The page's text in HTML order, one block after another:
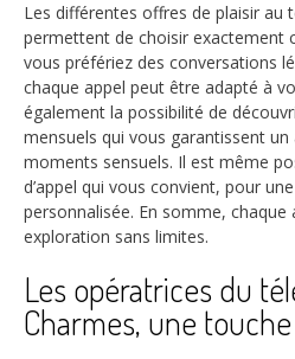
Les différentes offres de plaisir au
permettent de choisir exactement
vous préfériez des conversations
chaque appel peut être adapté à
également la possibilité de
mensuels qui vous garantissent un
moments sensuels. Il est même
d’appel qui vous convient, pour
personnalisée. En somme, chaque
exploration sans limites.
Les opératrices du
Charmes, une